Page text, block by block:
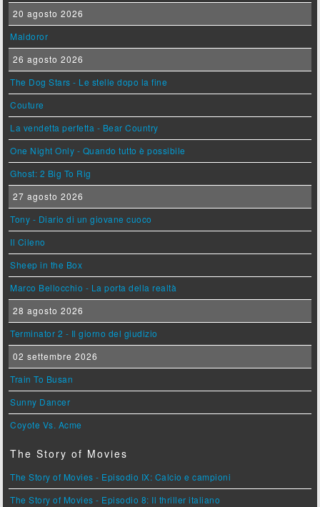
20 agosto 2026
Maldoror
26 agosto 2026
The Dog Stars - Le stelle dopo la fine
Couture
La vendetta perfetta - Bear Country
One Night Only - Quando tutto è possibile
Ghost: 2 Big To Rig
27 agosto 2026
Tony - Diario di un giovane cuoco
Il Cileno
Sheep in the Box
Marco Bellocchio - La porta della realtà
28 agosto 2026
Terminator 2 - Il giorno del giudizio
02 settembre 2026
Train To Busan
Sunny Dancer
Coyote Vs. Acme
The Story of Movies
The Story of Movies - Episodio IX: Calcio e campioni
The Story of Movies - Episodio 8: Il thriller italiano